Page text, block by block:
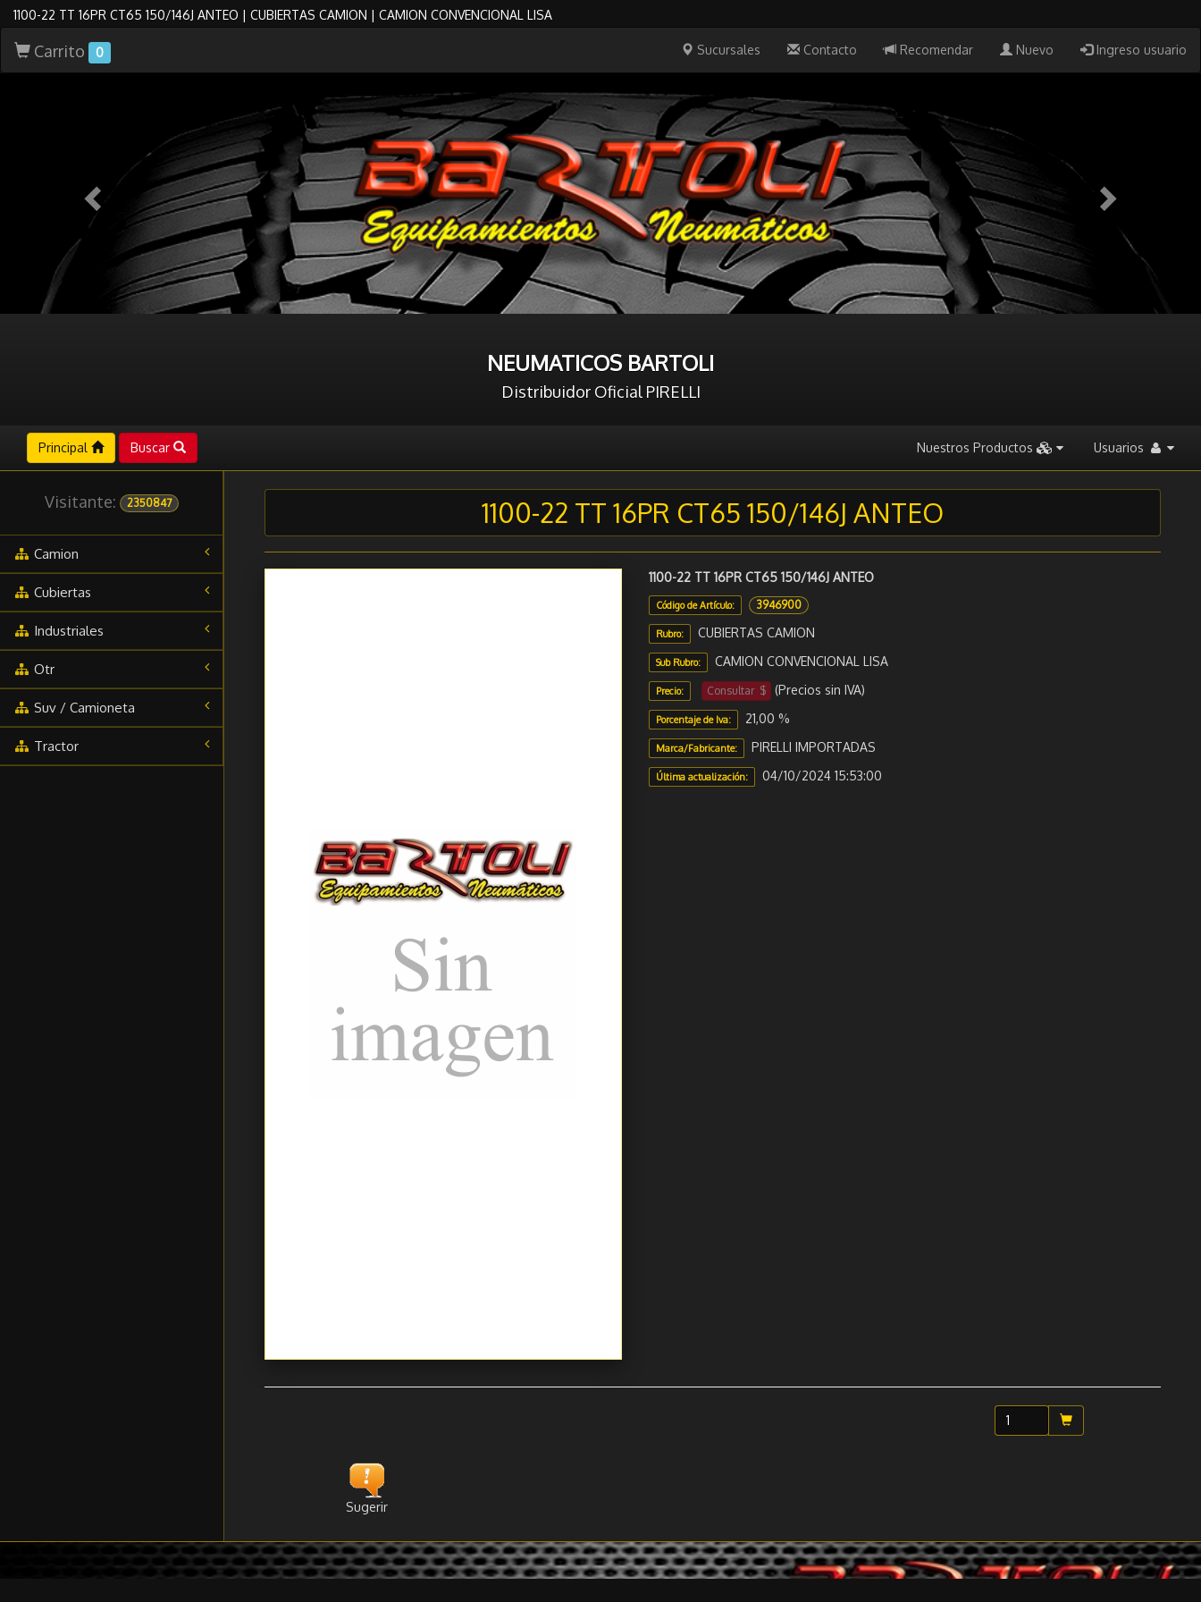
1100-22 TT 16PR CT65 150/146J ANTEO | CUBIERTAS CAMION | CAMION CONVENCIONAL LISA
Carrito 0 Sucursales Contacto Recomendar Nuevo Ingreso usuario
NEUMATICOS BARTOLI
Distribuidor Oficial PIRELLI
Principal Buscar Nuestros Productos Usuarios
Visitante: 2350847
Camion
Cubiertas
Industriales
Otr
Suv / Camioneta
Tractor
1100-22 TT 16PR CT65 150/146J ANTEO
1100-22 TT 16PR CT65 150/146J ANTEO
Código de Artículo: 3946900
Rubro: CUBIERTAS CAMION
Sub Rubro: CAMION CONVENCIONAL LISA
Precio: Consultar $ (Precios sin IVA)
Porcentaje de Iva: 21,00 %
Marca/Fabricante: PIRELLI IMPORTADAS
Última actualización: 04/10/2024 15:53:00
Sugerir